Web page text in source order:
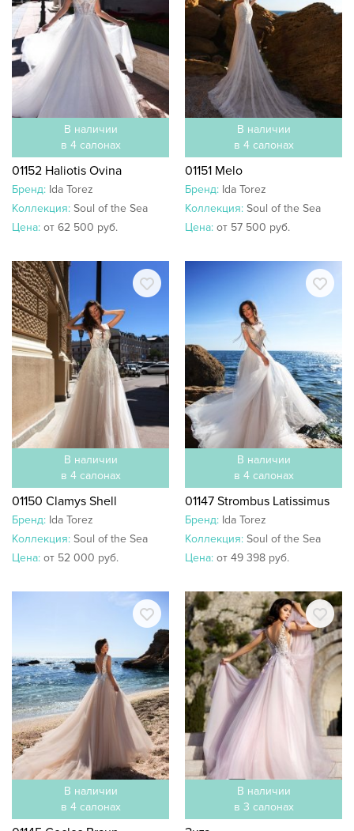
В наличии
в 4 салонах
01152 Haliotis Ovina
Бренд: Ida Torez
Коллекция: Soul of the Sea
Цена: от 62 500 руб.
В наличии
в 4 салонах
01151 Melo
Бренд: Ida Torez
Коллекция: Soul of the Sea
Цена: от 57 500 руб.
В наличии
в 4 салонах
01150 Clamys Shell
Бренд: Ida Torez
Коллекция: Soul of the Sea
Цена: от 52 000 руб.
В наличии
в 4 салонах
01147 Strombus Latissimus
Бренд: Ida Torez
Коллекция: Soul of the Sea
Цена: от 49 398 руб.
В наличии
в 4 салонах
В наличии
в 3 салонах